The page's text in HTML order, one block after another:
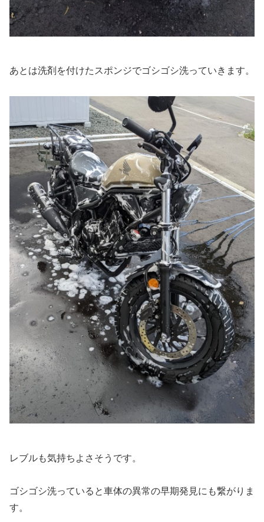
あとは洗剤を付けたスポンジでゴシゴシ洗っていきます。
レブルも気持ちよさそうです。
ゴシゴシ洗っていると車体の異常の早期発見にも繋がりま
す。